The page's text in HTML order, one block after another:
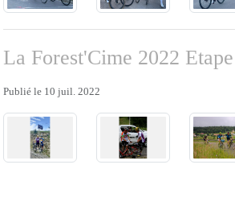
La Forest'Cime 2022
Publié le 10 juil. 2022